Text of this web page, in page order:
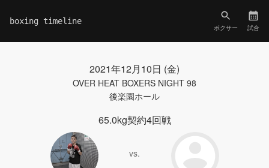
boxing timeline
ボクサー 試合
2021年12月10日 (金)
OVER HEAT BOXERS NIGHT 98
後楽園ホール
65.0kg契約4回戦
vs.